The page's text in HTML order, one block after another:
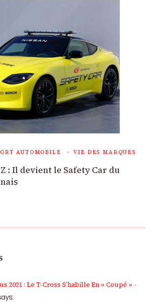
AUTOMOBILE VIE DES MARQUES
: Il devient le Safety Car du
2021 : Le T-Cross S’habille En « Coupé » -